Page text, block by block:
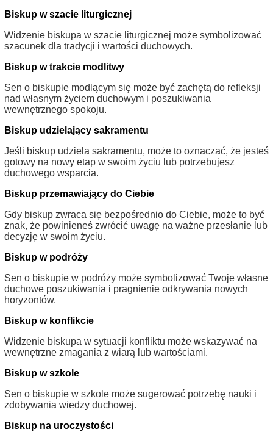
Biskup w szacie liturgicznej
Widzenie biskupa w szacie liturgicznej może symbolizować
szacunek dla tradycji i wartości duchowych.
Biskup w trakcie modlitwy
Sen o biskupie modlącym się może być zachętą do refleksji
nad własnym życiem duchowym i poszukiwania
wewnętrznego spokoju.
Biskup udzielający sakramentu
Jeśli biskup udziela sakramentu, może to oznaczać, że jesteś
gotowy na nowy etap w swoim życiu lub potrzebujesz
duchowego wsparcia.
Biskup przemawiający do Ciebie
Gdy biskup zwraca się bezpośrednio do Ciebie, może to być
znak, że powinieneś zwrócić uwagę na ważne przesłanie lub
decyzję w swoim życiu.
Biskup w podróży
Sen o biskupie w podróży może symbolizować Twoje własne
duchowe poszukiwania i pragnienie odkrywania nowych
horyzontów.
Biskup w konflikcie
Widzenie biskupa w sytuacji konfliktu może wskazywać na
wewnętrzne zmagania z wiarą lub wartościami.
Biskup w szkole
Sen o biskupie w szkole może sugerować potrzebę nauki i
zdobywania wiedzy duchowej.
Biskup na uroczystości